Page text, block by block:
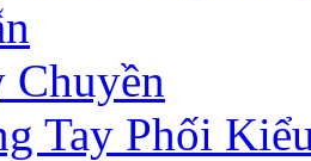
Chuyền
Tay Phối